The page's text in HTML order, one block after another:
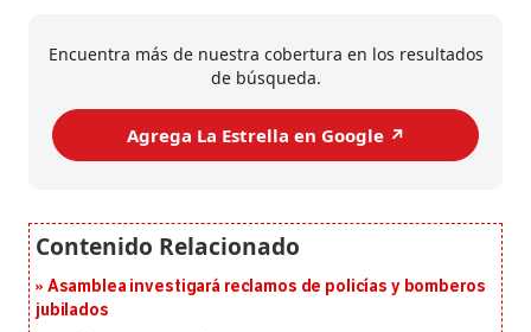
Encuentra más de nuestra cobertura en los resultados
de búsqueda.
Agrega La Estrella en Google ↗️
Asamblea investigará reclamos de policías y bomberos
jubilados